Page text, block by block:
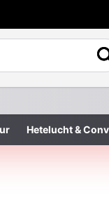
Hetelucht &